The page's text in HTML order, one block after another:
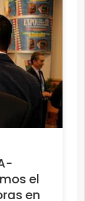
el
en